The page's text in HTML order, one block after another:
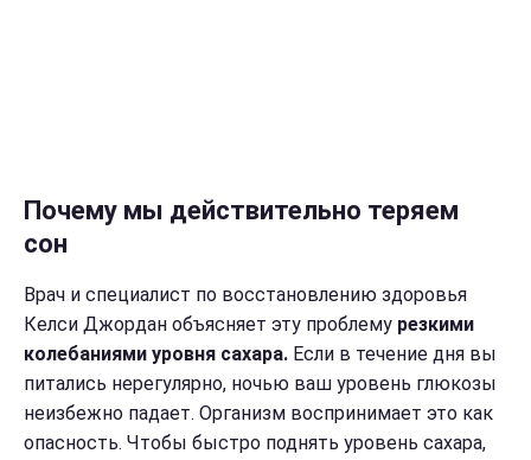
Почему мы действительно теряем
сон
Врач и специалист по восстановлению здоровья
Келси Джордан объясняет эту проблему резкими
колебаниями уровня сахара. Если в течение дня вы
питались нерегулярно, ночью ваш уровень глюкозы
неизбежно падает. Организм воспринимает это как
опасность. Чтобы быстро поднять уровень сахара,